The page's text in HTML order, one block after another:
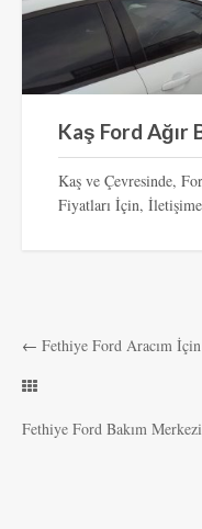
Kaş Ford Ağır
Kaş ve Çevresinde,
Fiyatları İçin,
← Fethiye Ford Aracım
Fethiye Ford Bakım Merkezi